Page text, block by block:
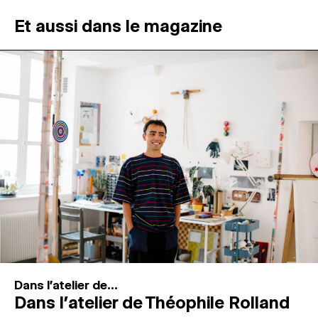
ATELIERS OUVERTS
PROGRAMMATION
MAGAZINE
ESPACES DE PRATIQUE ARTISTIQUE ↓
Recherche
Connexion
Et aussi dans le magazine
Dans l'atelier de...
Dans l’atelier de Théophile Rolland